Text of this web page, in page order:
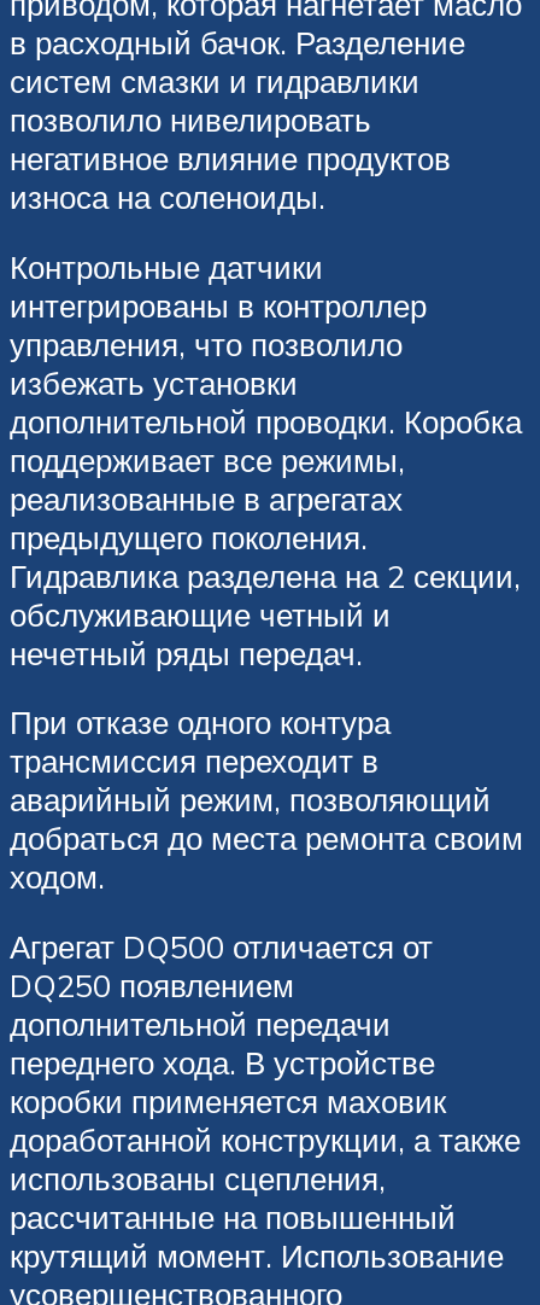
в расходный бачок. Разделение
систем смазки и гидравлики
позволило нивелировать
негативное влияние продуктов
износа на соленоиды.
Контрольные датчики
интегрированы в контроллер
управления, что позволило
избежать установки
дополнительной проводки. Коробка
поддерживает все режимы,
реализованные в агрегатах
предыдущего поколения.
Гидравлика разделена на 2 секции,
обслуживающие четный и
нечетный ряды передач.
При отказе одного контура
трансмиссия переходит в
аварийный режим, позволяющий
добраться до места ремонта своим
ходом.
Агрегат DQ500 отличается от
DQ250 появлением
дополнительной передачи
переднего хода. В устройстве
коробки применяется маховик
доработанной конструкции, а также
использованы сцепления,
рассчитанные на повышенный
крутящий момент. Использование
усовершенствованного